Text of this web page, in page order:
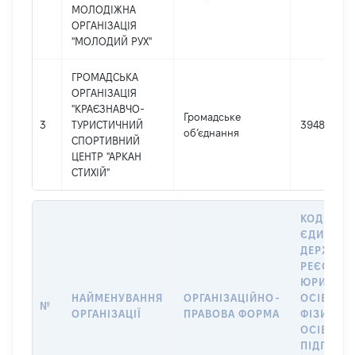
МОЛОДІЖНА
ОРГАНІЗАЦІЯ
"МОЛОДИЙ РУХ"
3
ГРОМАДСЬКА
ОРГАНІЗАЦІЯ
"КРАЄЗНАВЧО-
ТУРИСТИЧНИЙ
СПОРТИВНИЙ
ЦЕНТР "АРКАН
СТИХІЙ"
Громадське
об’єднання
39486061
№
НАЙМЕНУВАННЯ
ОРГАНІЗАЦІЇ
ОРГАНІЗАЦІЙНО-
ПРАВОВА ФОРМА
КОД В
РЕЄСТРІ
ОСІБ,
ОСІБ –